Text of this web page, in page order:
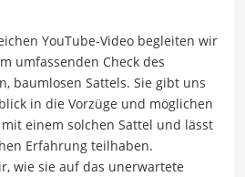
YouTube-Video begleiten wir
umfassenden Check des
baumlosen Sattels. Sie gibt uns
in die Vorzüge und möglichen
einem solchen Sattel und lässt
Erfahrung teilhaben.
wie sie auf das unerwartete